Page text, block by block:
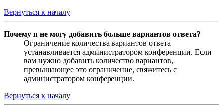
Вернуться к началу
Почему я не могу добавить больше вариантов ответа?
Ограничение количества вариантов ответа
устанавливается администратором конференции. Если
вам нужно добавить количество вариантов,
превышающее это ограничение, свяжитесь с
администратором конференции.
Вернуться к началу